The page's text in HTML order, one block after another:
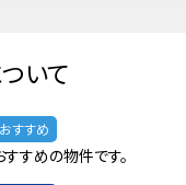
いて
おすすめ
すすめの物件です。